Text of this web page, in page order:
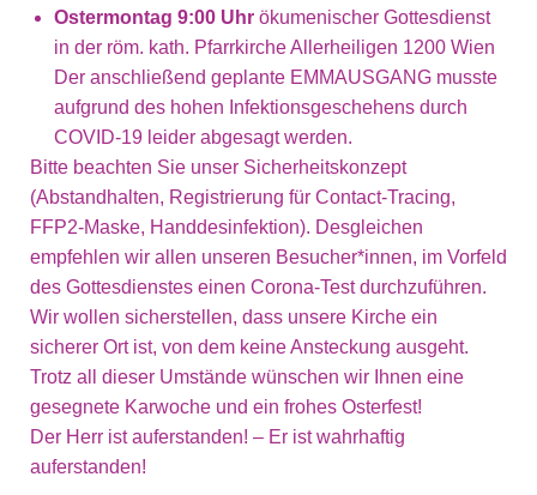
Ostermontag 9:00 Uhr ökumenischer Gottesdienst
in der röm. kath. Pfarrkirche Allerheiligen 1200 Wien
Der anschließend geplante EMMAUSGANG musste
aufgrund des hohen Infektionsgeschehens durch
COVID-19 leider abgesagt werden.
Bitte beachten Sie unser Sicherheitskonzept
(Abstandhalten, Registrierung für Contact-Tracing,
FFP2-Maske, Handdesinfektion). Desgleichen
empfehlen wir allen unseren Besucher*innen, im Vorfeld
des Gottesdienstes einen Corona-Test durchzuführen.
Wir wollen sicherstellen, dass unsere Kirche ein
sicherer Ort ist, von dem keine Ansteckung ausgeht.
Trotz all dieser Umstände wünschen wir Ihnen eine
gesegnete Karwoche und ein frohes Osterfest!
Der Herr ist auferstanden! – Er ist wahrhaftig
auferstanden!